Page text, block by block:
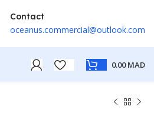
Contact
oceanus.commercial@outlook.com
0.00MAD